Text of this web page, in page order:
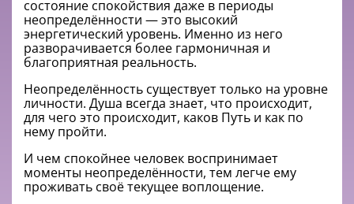
состояние спокойствия даже в периоды
неопределённости — это высокий
энергетический уровень. Именно из него
разворачивается более гармоничная и
благоприятная реальность.
Неопределённость существует только на уровне
личности. Душа всегда знает, что происходит,
для чего это происходит, каков Путь и как по
нему пройти.
И чем спокойнее человек воспринимает
моменты неопределённости, тем легче ему
проживать своё текущее воплощение.